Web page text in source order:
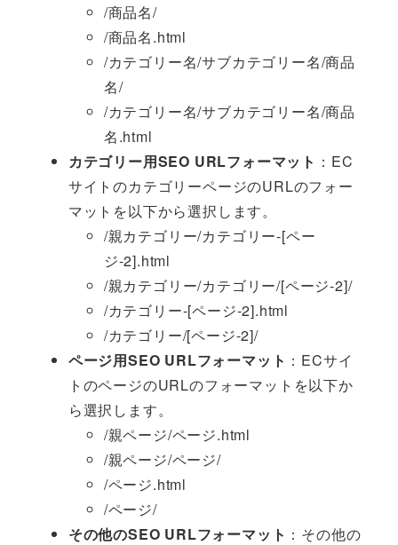
/商品名/
/商品名.html
/カテゴリー名/サブカテゴリー名/商品
名/
/カテゴリー名/サブカテゴリー名/商品
名.html
カテゴリー用SEO URLフォーマット ：EC
サイトのカテゴリーページのURLのフォー
マットを以下から選択します。
/親カテゴリー/カテゴリー-[ペー
ジ-2].html
/親カテゴリー/カテゴリー/[ページ-2]/
/カテゴリー-[ページ-2].html
/カテゴリー/[ページ-2]/
ページ用SEO URLフォーマット ：ECサイ
トのページのURLのフォーマットを以下か
ら選択します。
/親ページ/ページ.html
/親ページ/ページ/
/ページ.html
/ページ/
その他のSEO URLフォーマット ：その他の